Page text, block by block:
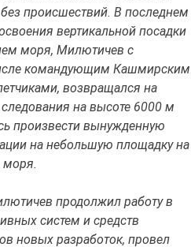
происшествий. В последнем
вертикальной посадки
моря, Милютичев с
командующим Кашмирским
возвращался на
на высоте 6000 м
произвести вынужденную
на небольшую площадку на
моря.
продолжил работу в
систем и средств
новых разработок, провел